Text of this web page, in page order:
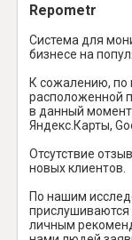
Repometr
Система для
бизнесе на
К сожалению, по
расположенной
в данный момент
Яндекс.Карты,
Отсутствие
новых клиентов.
По нашим
прислушиваются
личным